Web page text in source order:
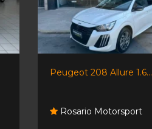
Peugeot 208 Allure 1.6...
Rosario Motorsport